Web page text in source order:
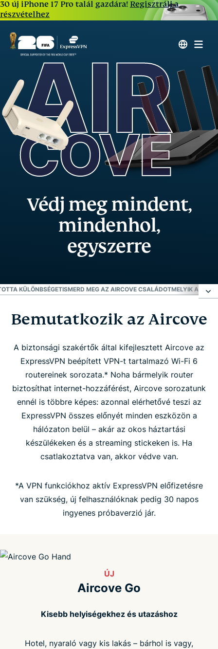
30 új iPhone 17 Pro talál gazdára! Regisztrálj a
részvételhez
Védj meg mindent,
mindenhol,
egyszerre
KÜLÖNBSÉGETISMERD MEG AZ AIRCOVE CSALÁDOTMELYIK
Bemutatkozik az Aircove
Tapasztald meg az Aircove nyújtotta különbséget
Ismerd meg az Aircove családot
Melyik Aircove-ot válaszd?
Az emberek imádják az Aircove-ot
Bemutatkozik az Aircove
A biztonsági szakértők által kifejlesztett Aircove az
ExpressVPN beépített VPN-t tartalmazó Wi-Fi 6
routereinek sorozata.* Noha bármelyik router
biztosíthat internet-hozzáférést, Aircove sorozatunk
ennél is többre képes: azonnal elérhetővé teszi az
ExpressVPN összes előnyét minden eszközön a
hálózaton belül – akár az okos háztartási
készülékeken és a streaming stickeken is. Ha
csatlakoztatva van, akkor védve van.
*A VPN funkciókhoz aktív ExpressVPN előfizetésre
van szükség, új felhasználóknak pedig 30 napos
ingyenes próbaverzió jár.
ÚJ
Aircove Go
Kisebb helyiségekhez és utazáshoz
Hotel, nyaraló vagy kis lakás – bárhol is vagy,